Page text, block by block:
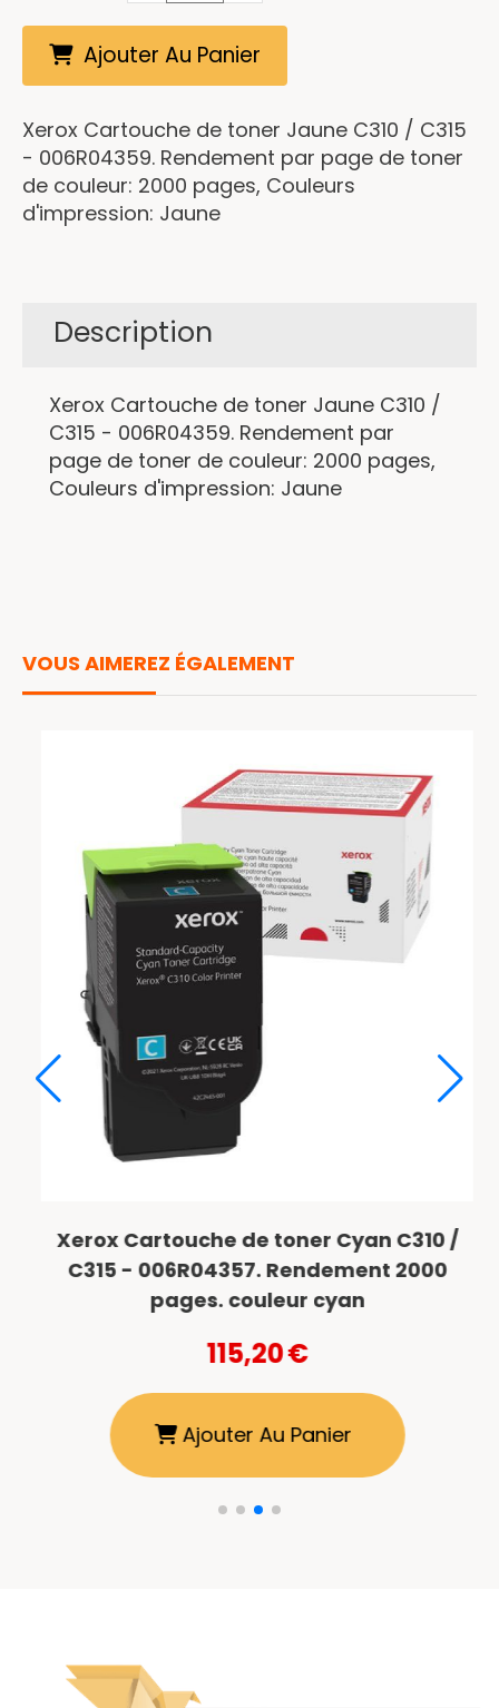
Ajouter Au Panier
Xerox Cartouche de toner Jaune C310 / C315
- 006R04359. Rendement par page de toner
de couleur: 2000 pages, Couleurs
d'impression: Jaune
Description
Xerox Cartouche de toner Jaune C310 /
C315 - 006R04359. Rendement par
page de toner de couleur: 2000 pages,
Couleurs d'impression: Jaune
VOUS AIMEREZ ÉGALEMENT
Xerox Cartouche de toner Noir C310 /
C315 - 006R04356. Rendement 3000
pages, couleur noir
116,40€
Ajouter Au Panier